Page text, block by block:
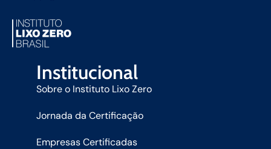
Institucional
Sobre o Instituto Lixo Zero
Jornada da Certificação
Empresas Certificadas